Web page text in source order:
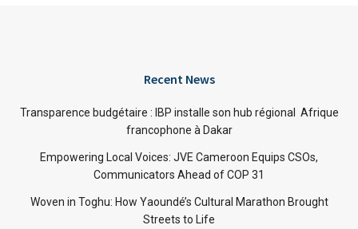
Recent News
Transparence budgétaire : IBP installe son hub régional Afrique
francophone à Dakar
Empowering Local Voices: JVE Cameroon Equips CSOs,
Communicators Ahead of COP 31
Woven in Toghu: How Yaoundé’s Cultural Marathon Brought
Streets to Life